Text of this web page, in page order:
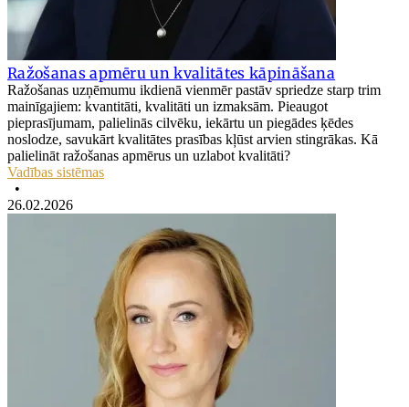
Ražošanas apmēru un kvalitātes kāpināšana
Ražošanas uzņēmumu ikdienā vienmēr pastāv spriedze starp trim
mainīgajiem: kvantitāti, kvalitāti un izmaksām. Pieaugot
pieprasījumam, palielinās cilvēku, iekārtu un piegādes ķēdes
noslodze, savukārt kvalitātes prasības kļūst arvien stingrākas. Kā
palielināt ražošanas apmērus un uzlabot kvalitāti?
Vadības sistēmas
•
26.02.2026